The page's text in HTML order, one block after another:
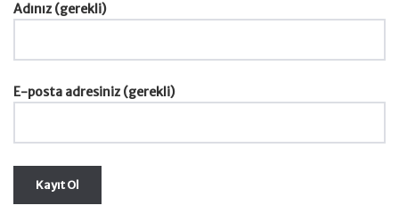
Adınız (gerekli)
E-posta adresiniz (gerekli)